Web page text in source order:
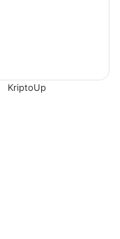
KriptoUp